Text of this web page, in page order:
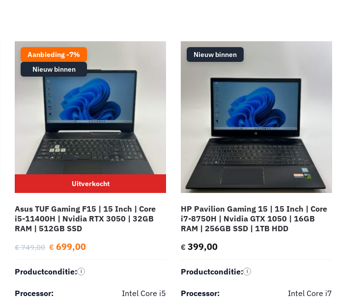
Uitverkocht
Aanbieding -7%
Nieuw binnen
Asus TUF Gaming F15 | 15 Inch | Core
i5-11400H | Nvidia RTX 3050 | 32GB
RAM | 512GB SSD
€749,00 €699,00
Productconditie: i
Processor: Intel Core i5
Nieuw binnen
HP Pavilion Gaming 15 | 15 Inch | Core
i7-8750H | Nvidia GTX 1050 | 16GB
RAM | 256GB SSD | 1TB HDD
€399,00
Productconditie: i
Processor: Intel Core i7